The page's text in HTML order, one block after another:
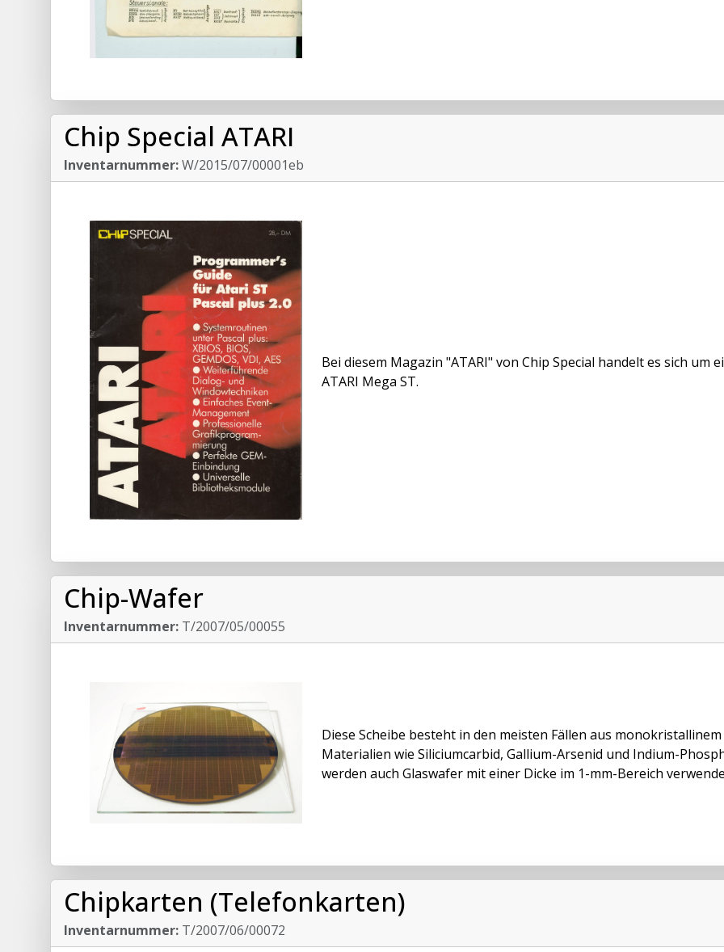
Chip Special ATARI
Inventarnummer:W/2015/07/00001eb
Bei diesem Magazin "ATARI" von Chip Special handelt es sich um
ATARI Mega ST.
Chip-Wafer
Inventarnummer: T/2007/05/00055
Diese Scheibe besteht in den meisten Fällen aus
Materialien wie Siliciumcarbid, Gallium-Arsenid und Indium-
werden auch Glaswafer mit einer Dicke im 1-mm-Bereich
Chipkarten (Telefonkarten)
Inventarnummer: T/2007/06/00072